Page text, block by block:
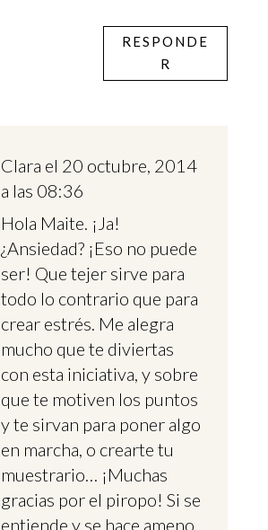
RESPONDE
R
Clara el 20 octubre, 2014
a las 08:36
Hola Maite. ¡Ja!
¿Ansiedad? ¡Eso no puede
ser! Que tejer sirve para
todo lo contrario que para
crear estrés. Me alegra
mucho que te diviertas
con esta iniciativa, y sobre
que te motiven los puntos
y te sirvan para poner algo
en marcha, o crearte tu
muestrario… ¡Muchas
gracias por el piropo! Si se
entiende y se hace ameno